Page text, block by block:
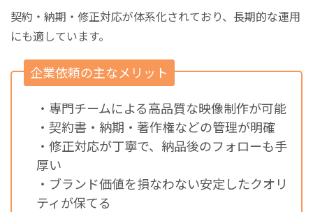
契約・納期・修正対応が体系化されており、長期的な運用
にも適しています。
企業依頼の主なメリット
・専門チームによる高品質な映像制作が可能
・契約書・納期・著作権などの管理が明確
・修正対応が丁寧で、納品後のフォローも手
厚い
・ブランド価値を損なわない安定したクオリ
ティが保てる